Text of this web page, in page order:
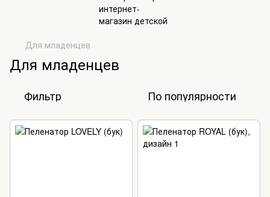
Для младенцев
Для младенцев
Фильтр По популярности